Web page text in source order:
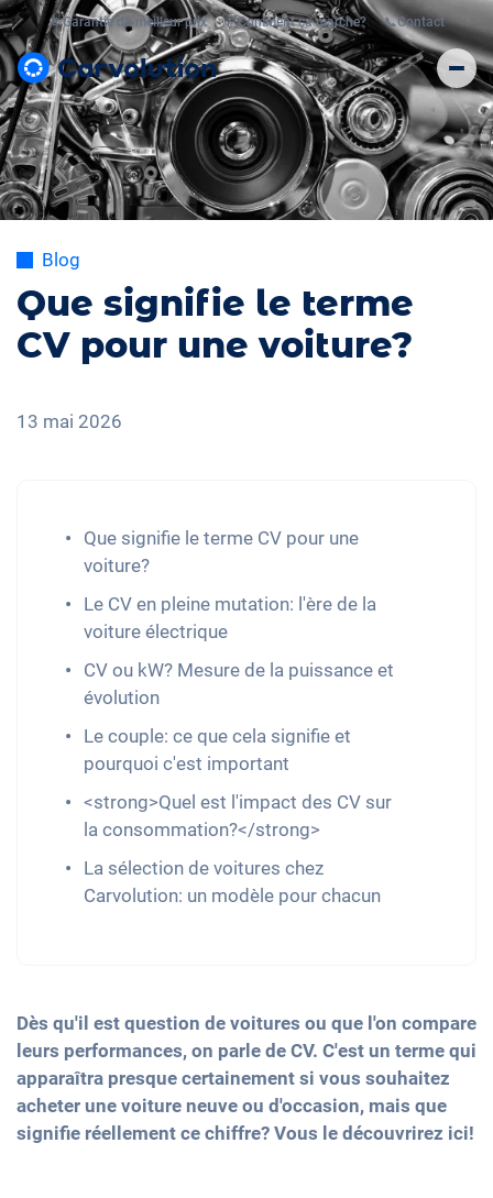
💸Garantie du meilleur prix 🤔Comment ça marche? 📞Contact
Blog
Que signifie le terme
CV pour une voiture?
13 mai 2026
Que signifie le terme CV pour une
voiture?
Le CV en pleine mutation: l'ère de la
voiture électrique
CV ou kW? Mesure de la puissance et
évolution
Le couple: ce que cela signifie et
pourquoi c'est important
<strong>Quel est l'impact des CV sur
la consommation?</strong>
La sélection de voitures chez
Carvolution: un modèle pour chacun
Dès qu'il est question de voitures ou que l'on compare
leurs performances, on parle de CV. C'est un terme qui
apparaîtra presque certainement si vous souhaitez
acheter une voiture neuve ou d'occasion, mais que
signifie réellement ce chiffre? Vous le découvrirez ici!